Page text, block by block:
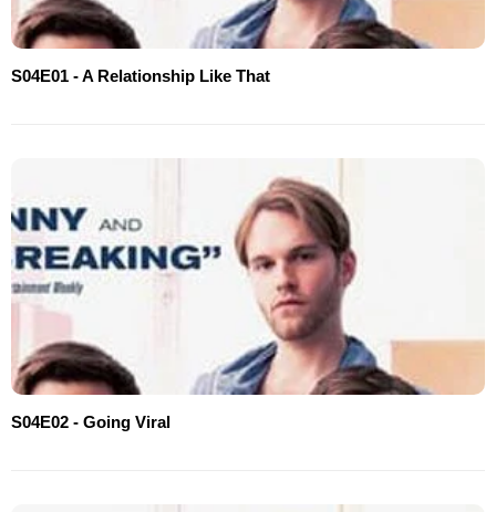
S04E01 - A Relationship Like That
S04E02 - Going Viral